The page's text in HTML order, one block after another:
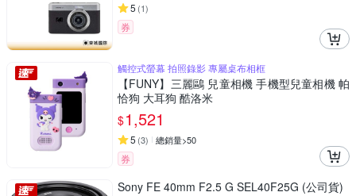
5 (1)
券
觸控式螢幕 拍照錄影 專屬桌布相框
【FUNY】三麗鷗 兒童相機 手機型兒童相機 帕
恰狗 大耳狗 酷洛米
$1,521
5 (3) 總銷量>50
券
Sony FE 40mm F2.5 G SEL40F25G (公司貨)